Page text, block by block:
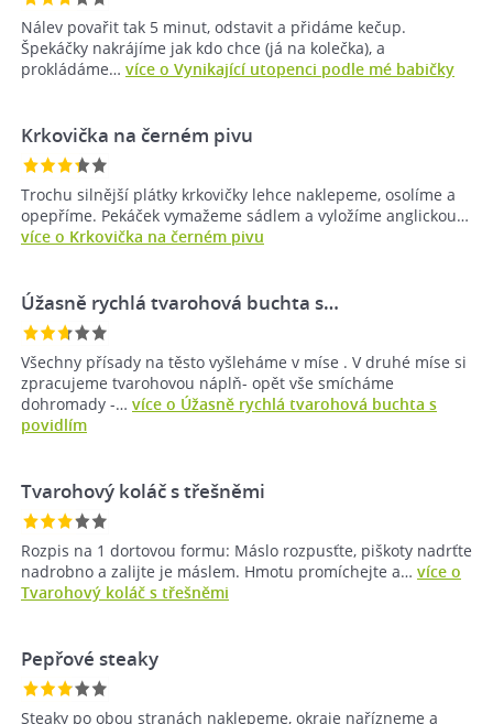
Nálev povařit tak 5 minut, odstavit a přidáme kečup.
Špekáčky nakrájíme jak kdo chce (já na kolečka), a
prokládáme… více o Vynikající utopenci podle mé babičky
Krkovička na černém pivu
Trochu silnější plátky krkovičky lehce naklepeme, osolíme a
opepříme. Pekáček vymažeme sádlem a vyložíme anglickou…
více o Krkovička na černém pivu
Úžasně rychlá tvarohová buchta s…
Všechny přísady na těsto vyšleháme v míse . V druhé míse si
zpracujeme tvarohovou náplň- opět vše smícháme
dohromady -… více o Úžasně rychlá tvarohová buchta s
povidlím
Tvarohový koláč s třešněmi
Rozpis na 1 dortovou formu: Máslo rozpusťte, piškoty nadrťte
nadrobno a zalijte je máslem. Hmotu promíchejte a… více o
Tvarohový koláč s třešněmi
Pepřové steaky
Steaky po obou stranách naklepeme, okraje nařízneme a